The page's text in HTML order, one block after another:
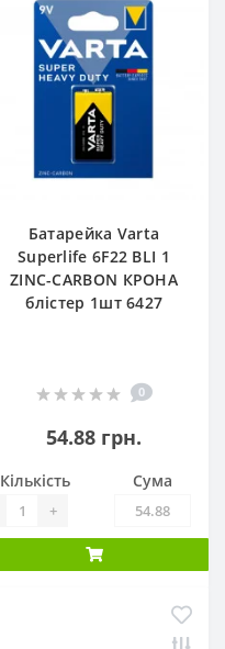
Батарейка Varta
Superlife 6F22 BLI 1
ZINC-CARBON КРОНА
блістер 1шт 6427
0
54.88 грн.
Кількість
+
Сума